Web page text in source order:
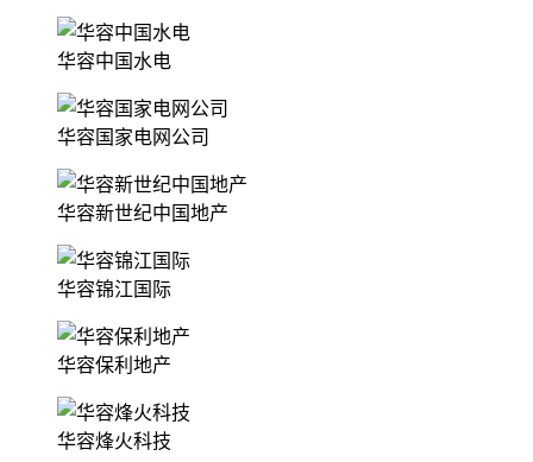
华容中国水电
华容国家电网公司
华容新世纪中国地产
华容锦江国际
华容保利地产
华容烽火科技